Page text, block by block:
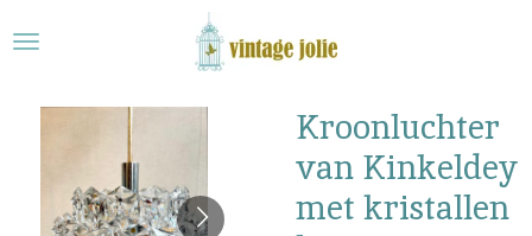
direct
Kroonluchter
van Kinkeldey
met kristallen